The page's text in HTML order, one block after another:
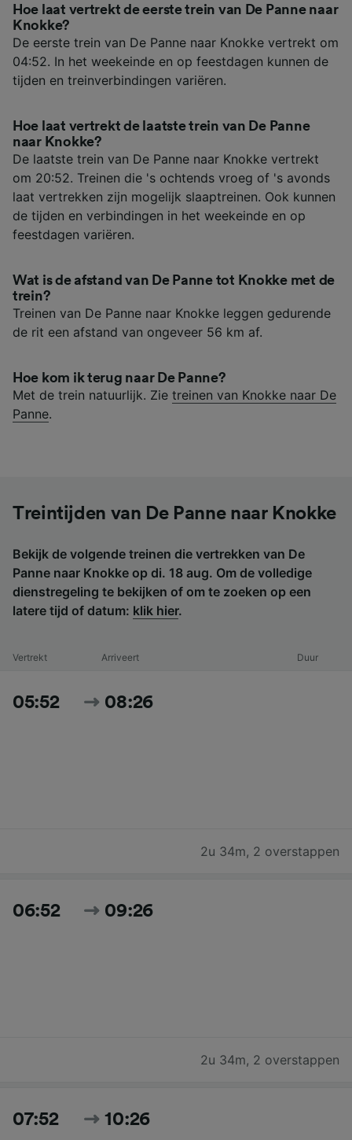
Hoe laat vertrekt de eerste trein van De Panne naar
Knokke?
De eerste trein van De Panne naar Knokke vertrekt om
04:52. In het weekeinde en op feestdagen kunnen de
tijden en treinverbindingen variëren.
Hoe laat vertrekt de laatste trein van De Panne
naar Knokke?
De laatste trein van De Panne naar Knokke vertrekt
om 20:52. Treinen die 's ochtends vroeg of 's avonds
laat vertrekken zijn mogelijk slaaptreinen. Ook kunnen
de tijden en verbindingen in het weekeinde en op
feestdagen variëren.
Wat is de afstand van De Panne tot Knokke met de
trein?
Treinen van De Panne naar Knokke leggen gedurende
de rit een afstand van ongeveer 56 km af.
Hoe kom ik terug naar De Panne?
Met de trein natuurlijk. Zie treinen van Knokke naar De
Panne.
Treintijden van De Panne naar Knokke
Bekijk de volgende treinen die vertrekken van De
Panne naar Knokke op di. 18 aug. Om de volledige
dienstregeling te bekijken of om te zoeken op een
latere tijd of datum: klik hier.
Vertrekt Arriveert Duur
05:52 08:26
2u 34m, 2 overstappen
06:52 09:26
2u 34m, 2 overstappen
07:52 10:26